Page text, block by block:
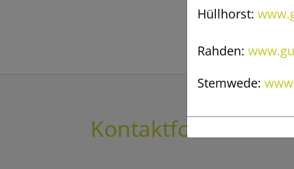
Hüllhorst:
Rahden:
Stemwede:
Kontaktformular